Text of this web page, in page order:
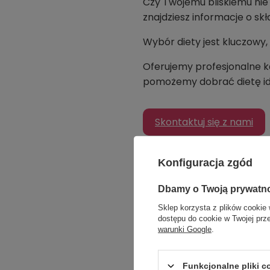
znajdziesz informacje o
Wybór diety jest
Oferujemy profesjonalne
pomożemy dobrać dietę
Skontaktuj się z nami
Polecane gotowe
naciśnij obrazek aby
Konfiguracja zgód
Dbamy o Twoją
Sklep korzysta z plików cookie
dostępu do cookie w Twojej
warunki Google
Funkcjonalne pliki